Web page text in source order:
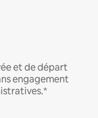
et de départ
engagement